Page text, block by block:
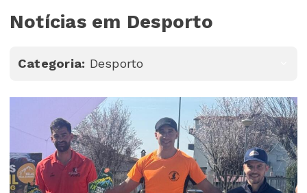
Notícias em Desporto
Categoria: Desporto